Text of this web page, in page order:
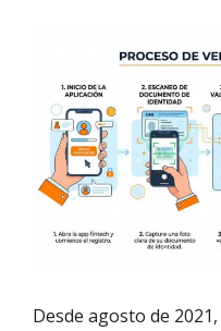
Desde agosto de